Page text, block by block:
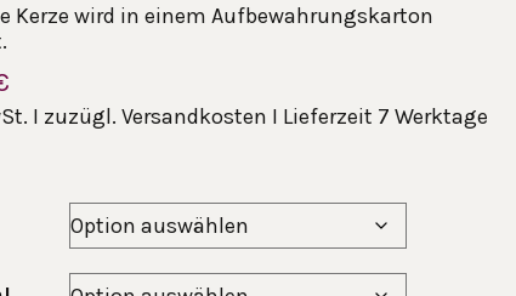
Kerze wird in einem Aufbewahrungskarton
I zuzügl. Versandkosten I Lieferzeit 7 Werktage